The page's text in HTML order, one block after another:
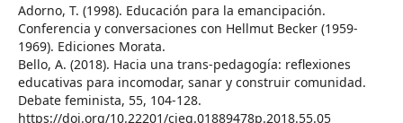
Adorno, T. (1998). Educación para la emancipación.
Conferencia y conversaciones con Hellmut Becker (1959-
1969). Ediciones Morata.
Bello, A. (2018). Hacia una trans-pedagogía: reflexiones
educativas para incomodar, sanar y construir comunidad.
Debate feminista, 55, 104-128.
https://doi.org/10.22201/cieg.01889478p.2018.55.05